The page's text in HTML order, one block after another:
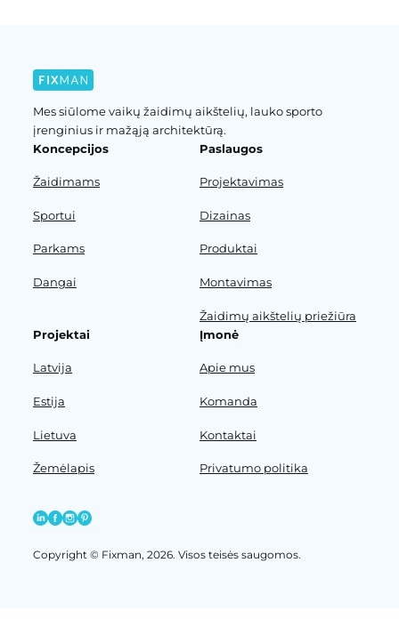
Mes siūlome vaikų žaidimų aikštelių, lauko sporto
įrenginius ir mažąją architektūrą.
Koncepcijos
Žaidimams
Sportui
Parkams
Dangai
Paslaugos
Projektavimas
Dizainas
Produktai
Montavimas
Žaidimų aikštelių priežiūra
Projektai
Latvija
Estija
Lietuva
Žemėlapis
Įmonė
Apie mus
Komanda
Kontaktai
Privatumo politika
Copyright © Fixman, 2026. Visos teisės saugomos.